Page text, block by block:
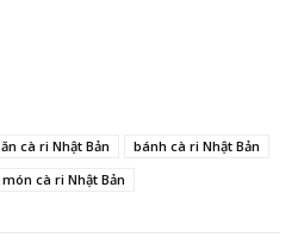
ăn cà ri Nhật Bản
bánh cà ri Nhật Bản
món cà ri Nhật Bản